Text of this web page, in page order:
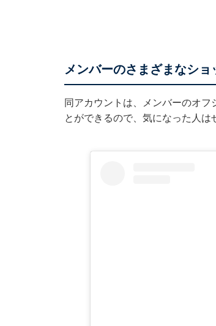
メンバーのさまざまなショ
同アカウントは、メンバーのオ
とができるので、気になった人は